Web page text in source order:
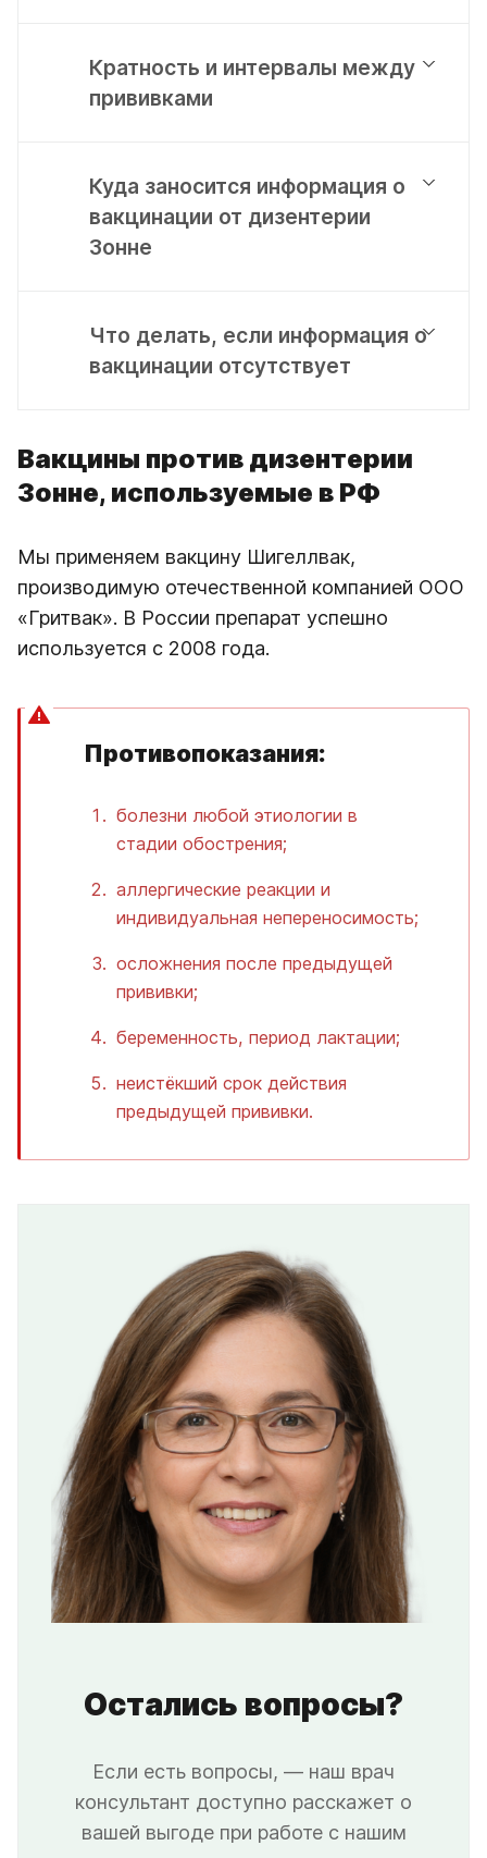
Кратность и интервалы между
прививками
Куда заносится информация о
вакцинации от дизентерии
Зонне
Что делать, если информация о
вакцинации отсутствует
Вакцины против дизентерии
Зонне, используемые в РФ
Мы применяем вакцину Шигеллвак,
производимую отечественной компанией ООО
«Гритвак». В России препарат успешно
используется с 2008 года.
Противопоказания:
болезни любой этиологии в
стадии обострения;
аллергические реакции и
индивидуальная непереносимость;
осложнения после предыдущей
прививки;
беременность, период лактации;
неистёкший срок действия
предыдущей прививки.
Остались вопросы?
Если есть вопросы, — наш врач
консультант доступно расскажет о
вашей выгоде при работе с нашим